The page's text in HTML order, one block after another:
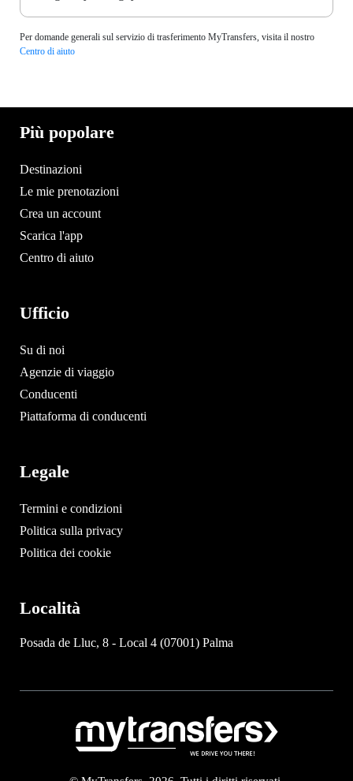
Per domande generali sul servizio di trasferimento MyTransfers, visita il nostro
Centro di aiuto
Più popolare
Destinazioni
Le mie prenotazioni
Crea un account
Scarica l'app
Centro di aiuto
Ufficio
Su di noi
Agenzie di viaggio
Conducenti
Piattaforma di conducenti
Legale
Termini e condizioni
Politica sulla privacy
Politica dei cookie
Località
Posada de Lluc, 8 - Local 4 (07001) Palma